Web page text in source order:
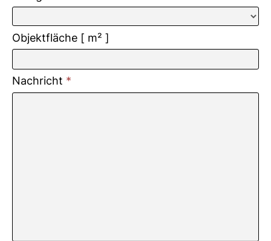
Objektfläche [ m² ]
Nachricht *